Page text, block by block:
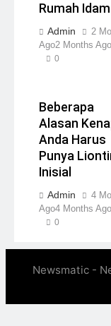
Rumah
Admin
2
Ago2 Months Ago
0
Beberapa
Alasan
Anda Harus
Punya
Inisial
Admin
4
Ago4 Months Ago
0
Newsmatic -